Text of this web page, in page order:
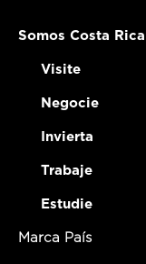
Somos Costa Rica
Visite
Negocie
Invierta
Trabaje
Estudie
Marca País